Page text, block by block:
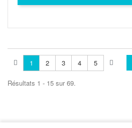
1 2 3 4 5
Résultats 1 - 15 sur 69.